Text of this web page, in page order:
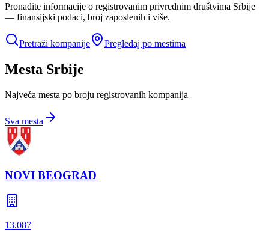
Pronađite informacije o registrovanim privrednim društvima Srbije
— finansijski podaci, broj zaposlenih i više.
Pretraži kompanije Pregledaj po mestima
Mesta Srbije
Najveća mesta po broju registrovanih kompanija
Sva mesta
NOVI BEOGRAD
13.087